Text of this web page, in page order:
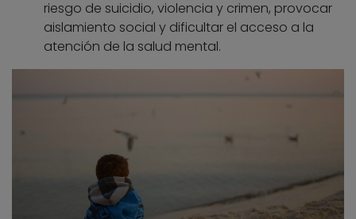
riesgo de suicidio, violencia y crimen, provocar
aislamiento social y dificultar el acceso a la
atención de la salud mental.